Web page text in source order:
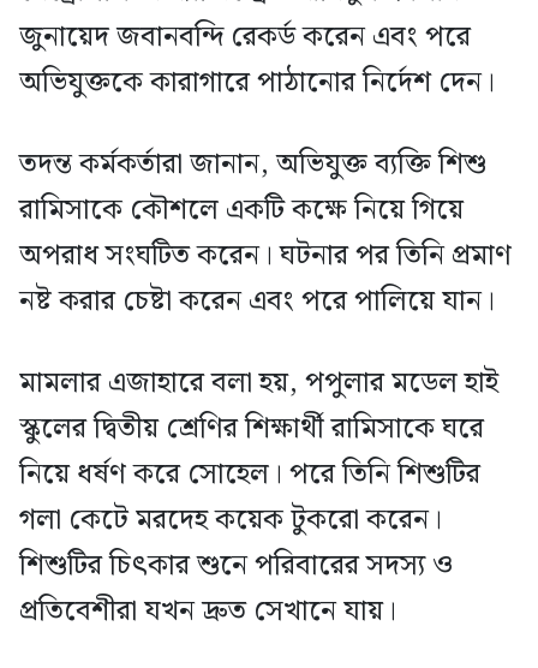
জুনায়েদ জবানবন্দি রেকর্ড করেন এবং পরে
অভিযুক্তকে কারাগারে পাঠানোর নির্দেশ দেন।
তদন্ত কর্মকর্তারা জানান, অভিযুক্ত ব্যক্তি শিশু
রামিসাকে কৌশলে একটি কক্ষে নিয়ে গিয়ে
অপরাধ সংঘটিত করেন। ঘটনার পর তিনি প্রমাণ
নষ্ট করার চেষ্টা করেন এবং পরে পালিয়ে যান।
মামলার এজাহারে বলা হয়, পপুলার মডেল হাই
স্কুলের দ্বিতীয় শ্রেণির শিক্ষার্থী রামিসাকে ঘরে
নিয়ে ধর্ষণ করে সোহেল। পরে তিনি শিশুটির
গলা কেটে মরদেহ কয়েক টুকরো করেন।
শিশুটির চিৎকার শুনে পরিবারের সদস্য ও
প্রতিবেশীরা যখন দ্রুত সেখানে যায়।